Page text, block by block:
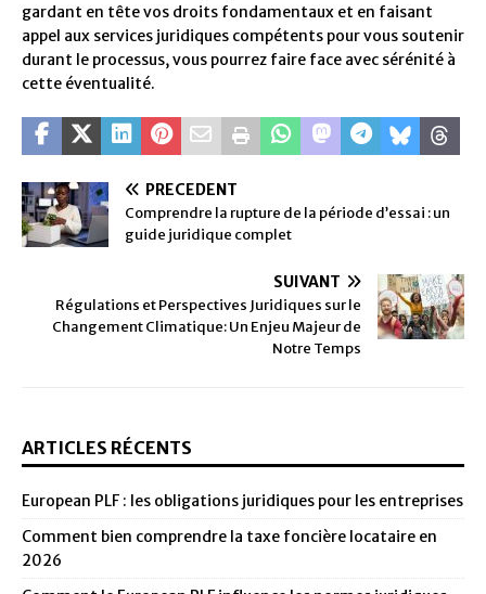
gardant en tête vos droits fondamentaux et en faisant
appel aux services juridiques compétents pour vous soutenir
durant le processus, vous pourrez faire face avec sérénité à
cette éventualité.
PRÉCÉDENT
Comprendre la rupture de la période d’essai : un
guide juridique complet
SUIVANT
Régulations et Perspectives Juridiques sur le
Changement Climatique: Un Enjeu Majeur de
Notre Temps
ARTICLES RÉCENTS
European PLF : les obligations juridiques pour les entreprises
Comment bien comprendre la taxe foncière locataire en
2026